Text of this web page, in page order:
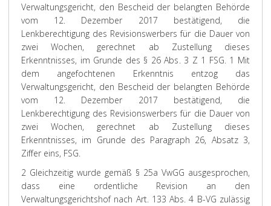
Verwaltungsgericht, den Bescheid der belangten Behörde
vom 12. Dezember 2017 bestätigend, die
Lenkberechtigung des Revisionswerbers für die Dauer von
zwei Wochen, gerechnet ab Zustellung dieses
Erkenntnisses, im Grunde des § 26 Abs. 3 Z 1 FSG.1 Mit
dem angefochtenen Erkenntnis entzog das
Verwaltungsgericht, den Bescheid der belangten Behörde
vom 12. Dezember 2017 bestätigend, die
Lenkberechtigung des Revisionswerbers für die Dauer von
zwei Wochen, gerechnet ab Zustellung dieses
Erkenntnisses, im Grunde des Paragraph 26, Absatz 3,
Ziffer eins, FSG.
2 Gleichzeitig wurde gemäß § 25a VwGG ausgesprochen,
dass eine ordentliche Revision an den
Verwaltungsgerichtshof nach Art. 133 Abs. 4 B-VG zulässig